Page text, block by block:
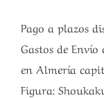
Pago a plazos
Gastos de
en Almería
Figura: